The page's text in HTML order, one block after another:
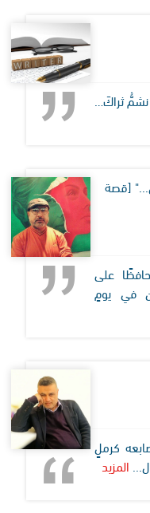
ثراكَ…
[قصة
على
في يومٍ
كرملٍ
المزيد